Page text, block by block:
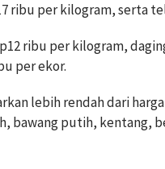
ribu per kilogram, serta
ribu per kilogram,
per ekor.
lebih rendah dari
bawang putih, kentang,